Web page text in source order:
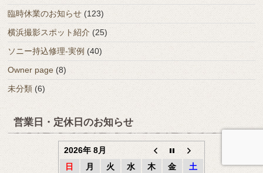
臨時休業のお知らせ (123)
横浜撮影スポット紹介 (25)
ソニー持込修理-実例 (40)
Owner page (8)
未分類 (6)
営業日・定休日のお知らせ
2026年 8月
日
月 火 水 木 金 土